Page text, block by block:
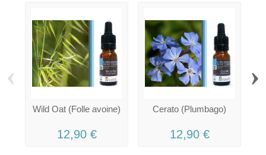
Wild Oat (Folle avoine)
12,90 €
Cerato (Plumbago)
12,90 €
‹ ›